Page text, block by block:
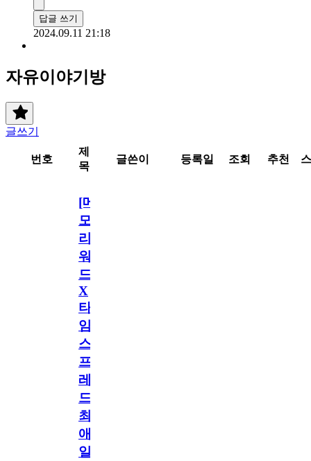
답글 쓰기
2024.09.11 21:18
자유이야기방
글쓰기
번호
제
목
글쓴이 등록일 조회 추천
[메
모
리
워
드
X
타
임
스
프
레
드]
최
애
일